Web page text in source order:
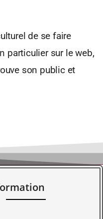
de se faire
particulier sur le web,
son public et